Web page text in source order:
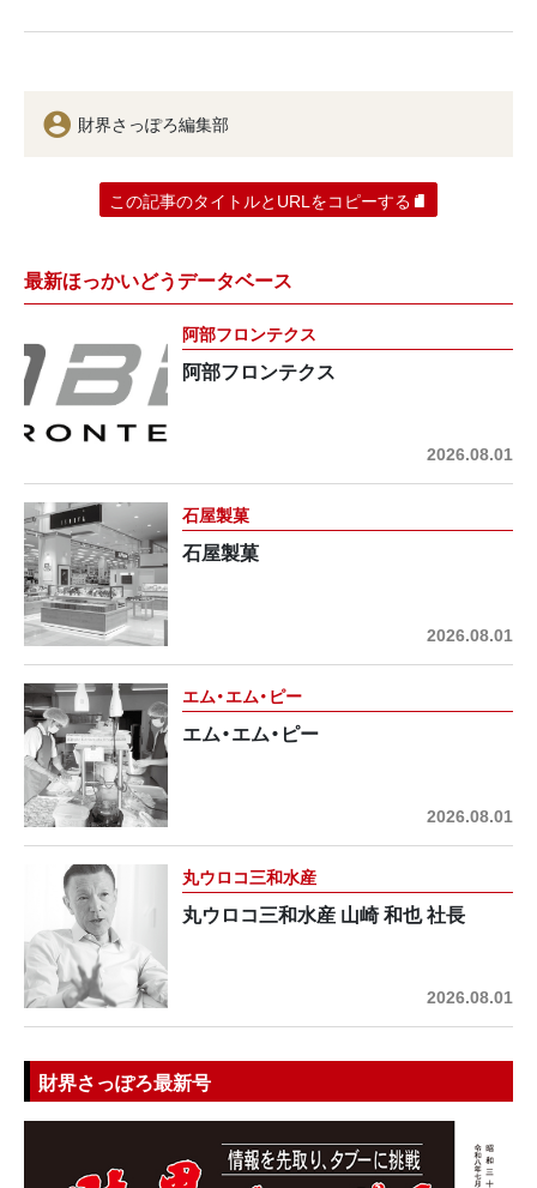
財界さっぽろ編集部
この記事のタイトルとURLをコピーする
最新ほっかいどうデータベース
阿部フロンテクス
阿部フロンテクス
2026.08.01
石屋製菓
石屋製菓
2026.08.01
エム・エム・ピー
エム・エム・ピー
2026.08.01
丸ウロコ三和水産
丸ウロコ三和水産 山崎 和也 社長
2026.08.01
財界さっぽろ最新号